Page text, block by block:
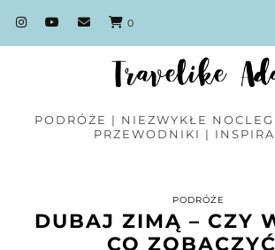
0
PODRÓŻE | NIEZWYKŁE
PRZEWODNIKI |
PODRÓŻE
DUBAJ ZIMĄ – CZY
CO